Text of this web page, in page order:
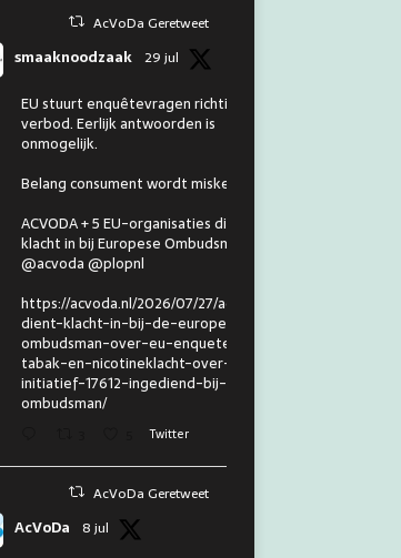
AcVoDa Geretweet
smaaknoodzaak 29 jul
EU stuurt enquêtevragen richting
verbod. Eerlijk antwoorden is
onmogelijk.
Belang consument wordt miskend.
ACVODA + 5 EU-organisaties dienen
klacht in bij Europese Ombudsman.
@acvoda @plopnl
https://acvoda.nl/2026/07/27/acvoda-
dient-klacht-in-bij-de-europese-
ombudsman-over-eu-enquete-
tabak-en-nicotineklacht-over-eu-
initiatief-17612-ingediend-bij-de-
ombudsman/
Twitter
AcVoDa Geretweet
AcVoDa 8 jul